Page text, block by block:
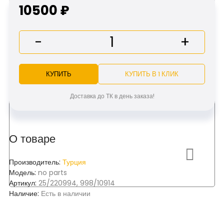
О товаре
Производитель: Турция
Модель: no parts
Артикул: 25/220994, 998/10914
Наличие: Есть в наличии
10500 ₽
- +
КУПИТЬ КУПИТЬ В 1 КЛИК
Доставка до ТК в день заказа!